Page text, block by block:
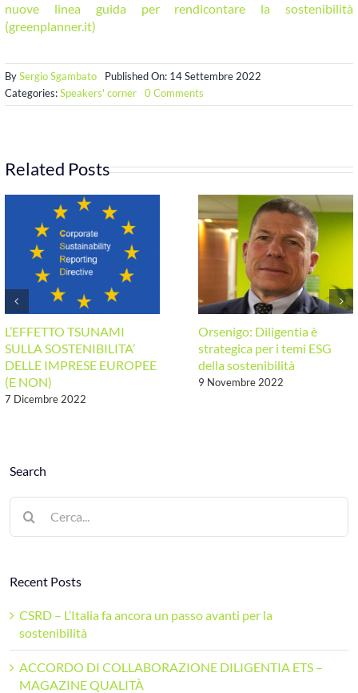
nuove linea guida per rendicontare la sostenibilità
(greenplanner.it)
BySergio Sgambato
Published On: 14 Settembre 2022
Categories:Speakers' corner 0 Commentson
Nasce
linee
per
la
rendicontazione
di
Sostenibilità
Related Posts
L’EFFETTO TSUNAMI
SULLA SOSTENIBILITA’
DELLE IMPRESE EUROPEE
(E NON)
7 Dicembre 2022
Orsenigo: Diligentia è
strategica per i temi ESG
della sostenibilità
9 Novembre 2022
Search
Cerca
per:
Recent Posts
CSRD – L’Italia fa ancora un passo avanti per la
sostenibilità
ACCORDO DI COLLABORAZIONE DILIGENTIA ETS –
MAGAZINE QUALITÀ